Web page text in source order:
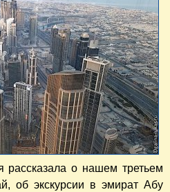
рассказала о нашем третьем
об экскурсии в эмират Абу